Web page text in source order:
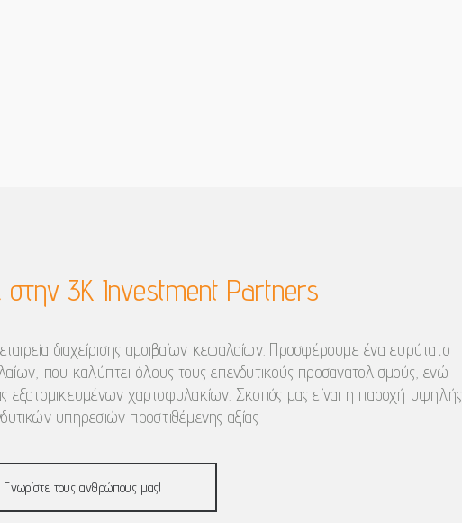
3Κ Investment Partners
διαχείρισης αμοιβαίων κεφαλαίων. Προσφέρουμε ένα ευρύτατο
που καλύπτει όλους τους επενδυτικούς προσανατολισμούς, ενώ
εξατομικευμένων χαρτοφυλακίων. Σκοπός μας είναι η παροχή υψηλής
υπηρεσιών προστιθέμενης αξίας
Γνωρίστε τους ανθρώπους μας!